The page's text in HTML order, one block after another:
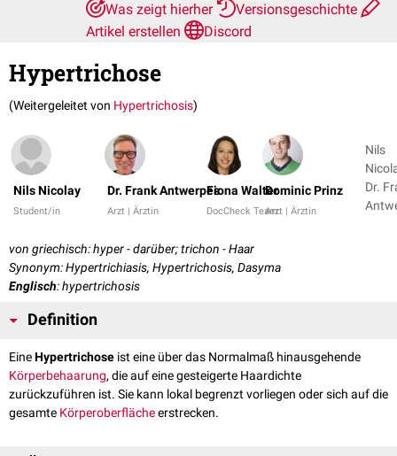
Was zeigt hierher
Versionsgeschichte
Artikel erstellen
Discord
Hypertrichose
(Weitergeleitet von Hypertrichosis)
Nils Nicolay
Student/in
Dr. Frank Antwerpes
Arzt | Ärztin
Fiona Walter
DocCheck Team
Dominic Prinz
Arzt | Ärztin
Nils
Dr.
von griechisch: hyper - darüber; trichon - Haar
Synonym: Hypertrichiasis, Hypertrichosis, Dasyma
Englisch: hypertrichosis
Definition
EineHypertrichose ist eine über das Normalmaß hinausgehende
Körperbehaarung, die auf eine gesteigerte Haardichte
zurückzuführen ist. Sie kann lokal begrenzt vorliegen oder sich auf die
gesamte Körperoberflächeerstrecken.